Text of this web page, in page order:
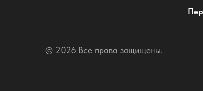
© 2026 Все права защищены.